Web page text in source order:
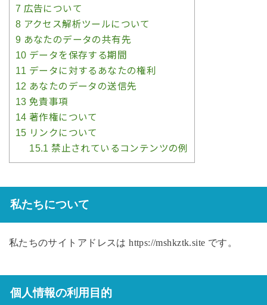
7 広告について
8 アクセス解析ツールについて
9 あなたのデータの共有先
10 データを保存する期間
11 データに対するあなたの権利
12 あなたのデータの送信先
13 免責事項
14 著作権について
15 リンクについて
15.1 禁止されているコンテンツの例
私たちについて
私たちのサイトアドレスは https://mshkztk.site です。
個人情報の利用目的